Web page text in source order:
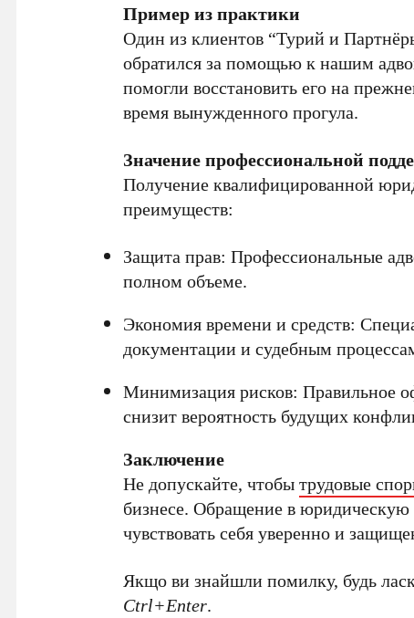
Пример из практики
Один из клиентов “Турий и
обратился за помощью к нашим
помогли восстановить его на
время вынужденного прогула.
Значение профессиональной
Получение квалифицированной
преимуществ:
Защита прав: Профессиональные
полном объеме.
Экономия времени и средств:
документации и судебным
Минимизация рисков: Правильное
снизит вероятность будущих
Заключение
Не допускайте, чтобытрудовые
бизнесе. Обращение в
чувствовать себя уверенно и
Якщо ви знайшли помилку, будь
Ctrl+Enter.